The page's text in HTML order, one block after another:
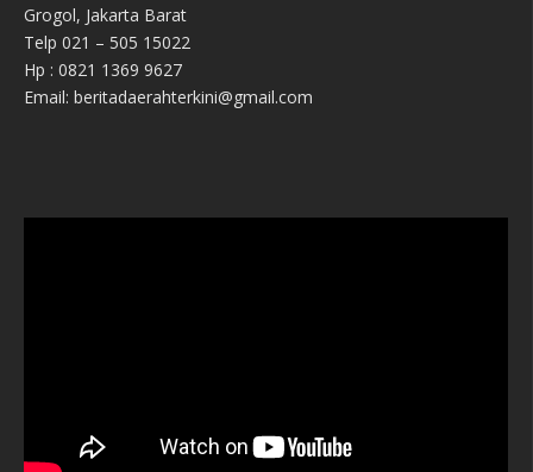
Grogol, Jakarta Barat
Telp 021 – 505 15022
Hp : 0821 1369 9627
Email: beritadaerahterkini@gmail.com